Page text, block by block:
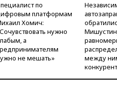
по
платформам
Хомич:
нужно
а
не мешать»
между